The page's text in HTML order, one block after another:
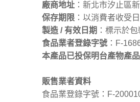
廠商地址 ：新北市汐止區
保存期限 ：以消費者收受
製造 / 有效日期 ：標示於包
食品業者登錄字號 ：F-
本產品已投保明台產物產
販售業者資料
食品業登錄字號：F-